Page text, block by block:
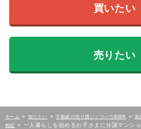
買いたい
売りたい
ホーム > 知りたい > 不動産の売り買いノウハウBOOK > 家
相続 > 一人暮らしを始めるお子さまに分譲マンシ